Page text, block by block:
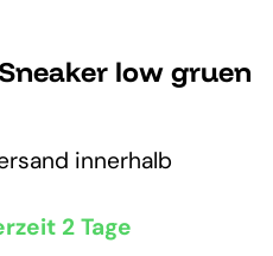
low gruen
innerhalb
2 Tage